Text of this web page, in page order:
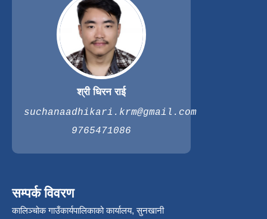
श्री धिरन राई
suchanaadhikari.krm@gmail.com
9765471086
सम्पर्क विवरण
कालिञ्चोक गाउँकार्यपालिकाको कार्यालय, सुनखानी